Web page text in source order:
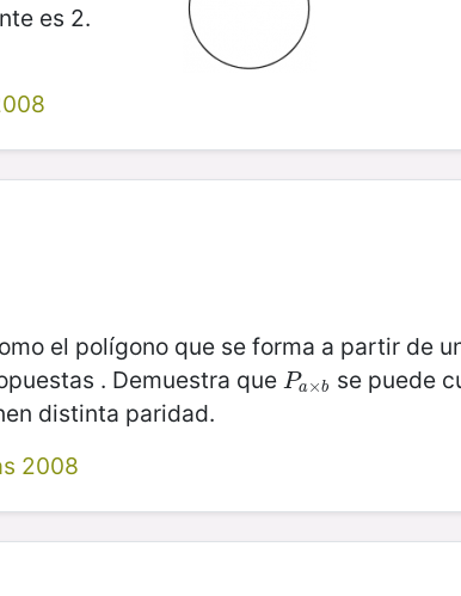
es 2.
el polígono que se forma a partir de
. Demuestra que Pa×b
Pa×bse puede
distinta paridad.
2008